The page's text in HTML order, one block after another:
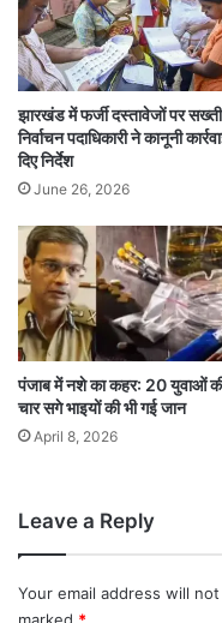
झारखंड में फर्जी दस्तावेजों पर
निर्वाचन पदाधिकारी ने कानूनी
दिए निर्देश
June 26, 2026
पंजाब में नशे का कहर: 20 युवाओं
चार सगे भाइयों की भी गई जान
April 8, 2026
Leave a Reply
Your email address will